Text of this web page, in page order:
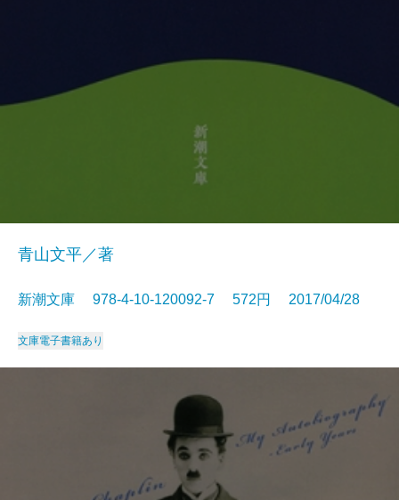
青山文平／著
新潮文庫 978-4-10-120092-7 572円 2017/04/28
文庫電子書籍あり